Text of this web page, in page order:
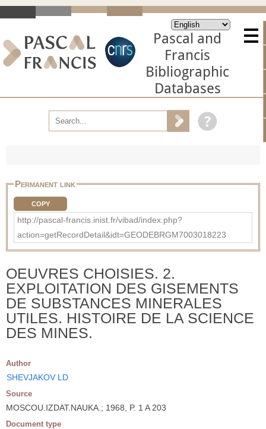
Pascal and
Francis
Bibliographic
Databases
Permanent link
COPY
http://pascal-francis.inist.fr/vibad/index.php?
action=getRecordDetail&idt=GEODEBRGM7003018223
OEUVRES CHOISIES. 2.
EXPLOITATION DES GISEMENTS
DE SUBSTANCES MINERALES
UTILES. HISTOIRE DE LA SCIENCE
DES MINES.
Author
SHEVJAKOV LD
Source
MOSCOU.IZDAT.NAUKA.; 1968, P. 1 A 203
Document type